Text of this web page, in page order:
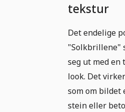
tekstur
Det endelige
"Solkbrillene"
seg ut med en
look. Det
som om bildet
stein eller